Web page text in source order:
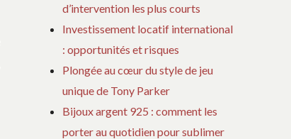
d’intervention les plus courts
Investissement locatif international
: opportunités et risques
Plongée au cœur du style de jeu
unique de Tony Parker
Bijoux argent 925 : comment les
porter au quotidien pour sublimer